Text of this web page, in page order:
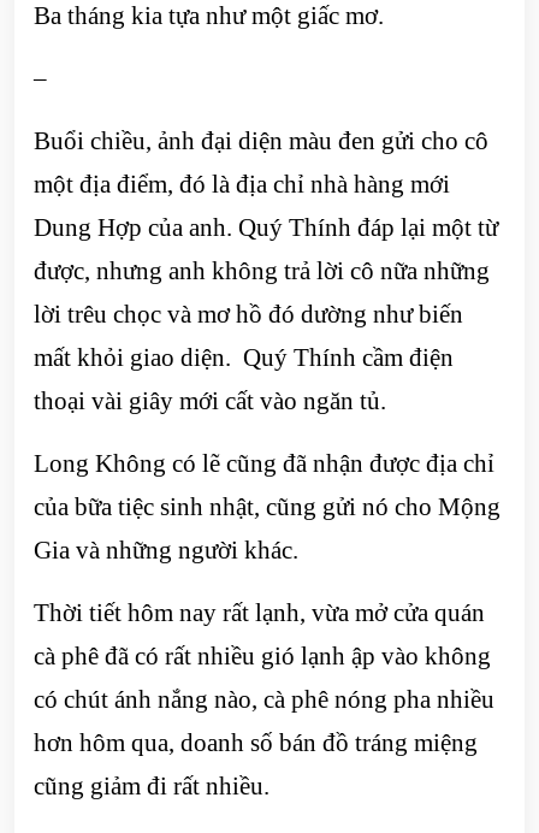
Ba tháng kia tựa như một giấc mơ.
–
Buổi chiều, ảnh đại diện màu đen gửi cho cô
một địa điểm, đó là địa chỉ nhà hàng mới
Dung Hợp của anh. Quý Thính đáp lại một từ
được, nhưng anh không trả lời cô nữa những
lời trêu chọc và mơ hồ đó dường như biến
mất khỏi giao diện. Quý Thính cầm điện
thoại vài giây mới cất vào ngăn tủ.
Long Không có lẽ cũng đã nhận được địa chỉ
của bữa tiệc sinh nhật, cũng gửi nó cho Mộng
Gia và những người khác.
Thời tiết hôm nay rất lạnh, vừa mở cửa quán
cà phê đã có rất nhiều gió lạnh ập vào không
có chút ánh nắng nào, cà phê nóng pha nhiều
hơn hôm qua, doanh số bán đồ tráng miệng
cũng giảm đi rất nhiều.